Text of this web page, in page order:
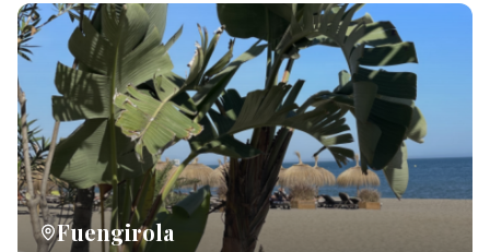
Fuengirola